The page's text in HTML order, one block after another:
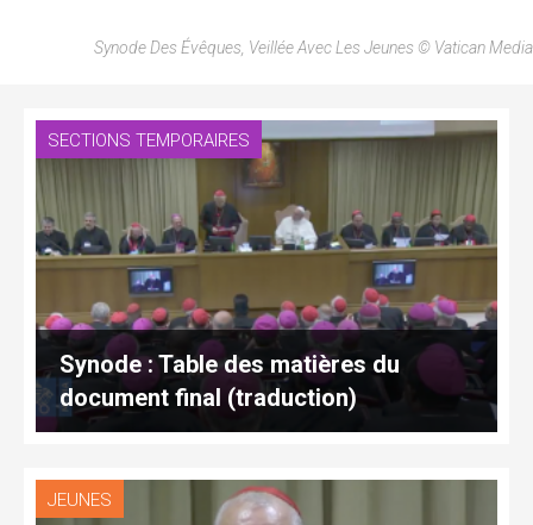
Synode Des Évêques, Veillée Avec Les Jeunes © Vatican Media
SECTIONS TEMPORAIRES
Synode : Table des matières du
document final (traduction)
JEUNES